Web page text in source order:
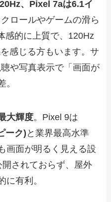
、Pixel 7aは6.1イ
ロールやゲームの滑ら
感的に上質で、120Hz
感じる方もいます。サ
や写真表示で「画面が
。
大輝度。Pixel 9は
ーク) と業界最高水準
画面が明るく見える設
されておらず、屋外
に有利。